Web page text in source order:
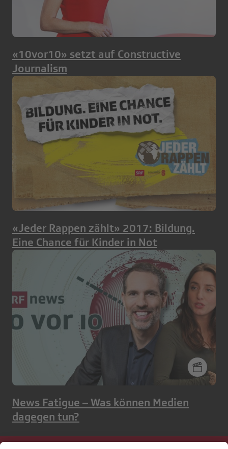
«10vor10» setzt auf Constructive
Journalism
«Jeder Rappen zählt» 2017: Bildung.
Eine Chance für Kinder in Not
News Fatigue – Was können Medien
dagegen tun?